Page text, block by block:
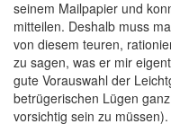
seinem Mailpapier und
mitteilen. Deshalb muss
von diesem teuren,
zu sagen, was er mir
gute Vorauswahl der
betrügerischen Lügen
vorsichtig sein zu müssen).